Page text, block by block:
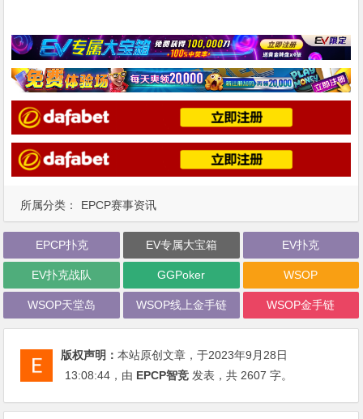
所属分类： EPCP赛事资讯
EPCP扑克 EV专属大宝箱 EV扑克
EV扑克战队 GGPoker WSOP
WSOP天堂岛 WSOP线上金手链 WSOP金手链
版权声明：本站原创文章，于2023年9月28日
13:08:44 ，由 EPCP智竞 发表，共 2607 字。